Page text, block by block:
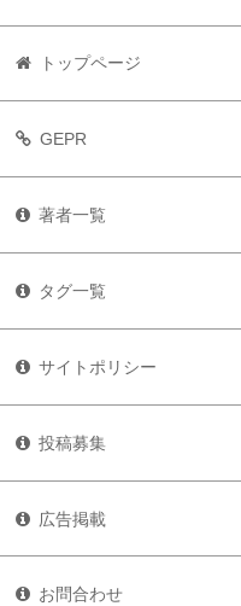
トップページ
GEPR
著者一覧
タグ一覧
サイトポリシー
投稿募集
広告掲載
お問合わせ